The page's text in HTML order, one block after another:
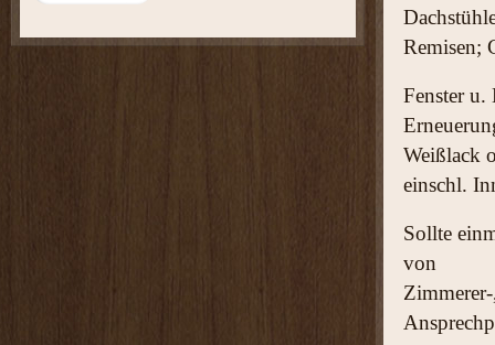
Remisen;
Fenster
Weißlack
einschl.
Sollte
von